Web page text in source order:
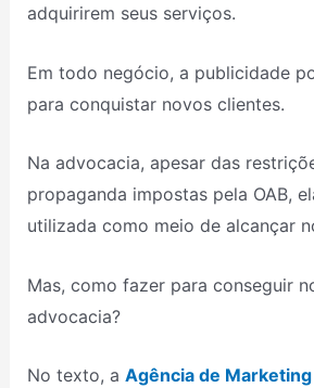
adquirirem seus serviços.
Em todo negócio, a publicidade
para conquistar novos clientes.
Na advocacia, apesar das
propaganda impostas pela OAB,
utilizada como meio de alcançar
Mas, como fazer para conseguir
advocacia?
No texto, a Agência de Marketing